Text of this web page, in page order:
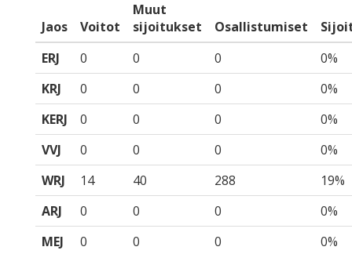
Jaos Voitot
Muut
sijoitukset
Osallistumiset
ERJ
0 0 0
0%
KRJ
0 0 0
0%
KERJ
0 0 0
0%
VVJ
0 0 0
0%
WRJ
14 40 288
19%
ARJ
0 0 0
0%
MEJ
0 0 0 0%